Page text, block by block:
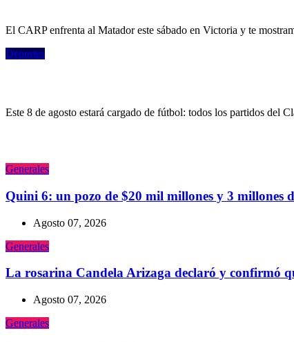
El CARP enfrenta al Matador este sábado en Victoria y te
Deportes
Este 8 de agosto estará cargado de fútbol: todos los partidos del
Generales
Quini 6: un pozo de $20 mil millones y 3 millones
Agosto 07, 2026
Generales
La rosarina Candela Arizaga declaró y confirmó
Agosto 07, 2026
Generales